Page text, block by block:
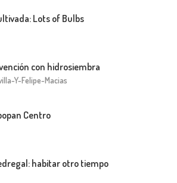
Lots of Bulbs
con hidrosiembra
Y-Felipe-Macias
Centro
habitar otro tiempo